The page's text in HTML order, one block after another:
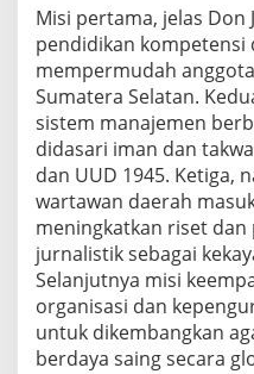
s
u
m
s
e
l
2
0
1
9
-
2
0
2
4
Misi pertama, jelas
pendidikan
mempermudah
Sumatera Selatan.
sistem manajemen
didasari iman dan
dan UUD 1945. Ketiga,
wartawan daerah
meningkatkan riset
jurnalistik sebagai
Selanjutnya misi
organisasi dan
untuk dikembangkan
berdaya saing secara